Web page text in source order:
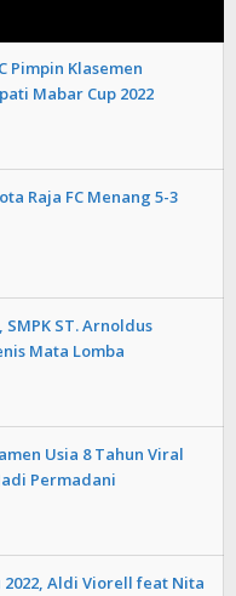
Pimpin Klasemen
Mabar Cup 2022
Raja FC Menang 5-3
ST. Arnoldus
Mata Lomba
Usia 8 Tahun Viral
Permadani
Aldi Viorell feat Nita